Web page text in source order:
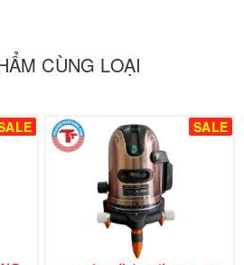
CÙNG LOẠI
SALE